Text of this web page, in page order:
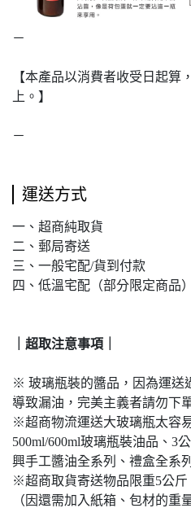
－
【本產品以消費者收受日起算
上。】
－
運送方式
一、超商純取貨
二、郵局寄送
三、一般宅配/貨到付款
四、低溫宅配（部分限定商品）
｜超取注意事項｜
※ 玻璃瓶裝的醬品，因為運送
導致漏油，完美主義者請勿下
※超商物流運送大玻璃瓶太容
500ml/600ml玻璃瓶裝油品、3
興手工醬油全系列、禮盒全系
※超商取貨寄送物品限重5公
（因還需加入紙箱、包材的重